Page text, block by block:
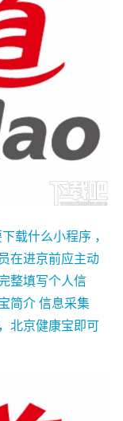
载什么小程序 ，
在进京前应主动
整填写个人信
简介 信息采集
北京健康宝即可